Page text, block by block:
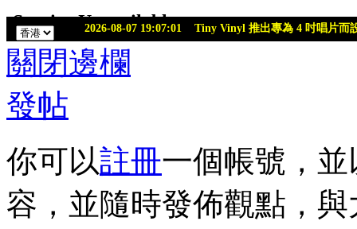
關閉邊欄
發帖
你可以註冊一個帳號，並
容，並隨時發佈觀點，